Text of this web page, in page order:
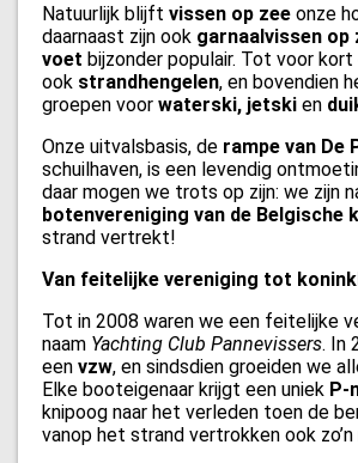
Natuurlijk blijft vissen op zee onze
daarnaast zijn ook garnaalvissen op
voet bijzonder populair. Tot voor
ook strandhengelen, en bovendien
groepen voor waterski, jetski en
Onze uitvalsbasis, de rampe van De
schuilhaven, is een levendig
daar mogen we trots op zijn: we zijn
botenvereniging van de Belgische
strand vertrekt!
Van feitelijke vereniging tot
Tot in 2008 waren we een feitelijke
naam Yachting Club Pannevissers. In
een vzw, en sindsdien groeiden we
Elke booteigenaar krijgt een uniek P-
knipoog naar het verleden toen de
vanop het strand vertrokken ook zo’n